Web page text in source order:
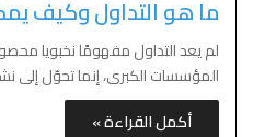
ما هو التداول وكيف
لم يعد التداول مفهومًا نخبويا
المؤسسات الكبرى، إنما تحوّل
أكمل القراءة »